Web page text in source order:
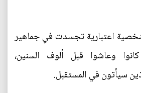
شخصية اعتبارية تجسدت في جماهير
وعاشوا قبل ألوف السنين،
سيأتون في المستقبل.